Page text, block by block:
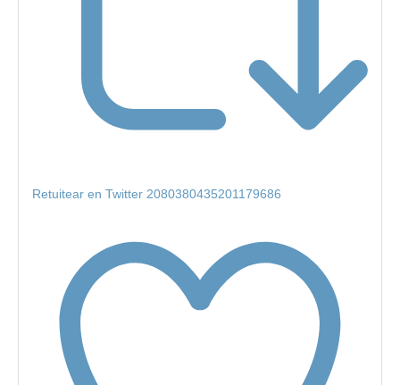
Retuitear en Twitter 2080380435201179686